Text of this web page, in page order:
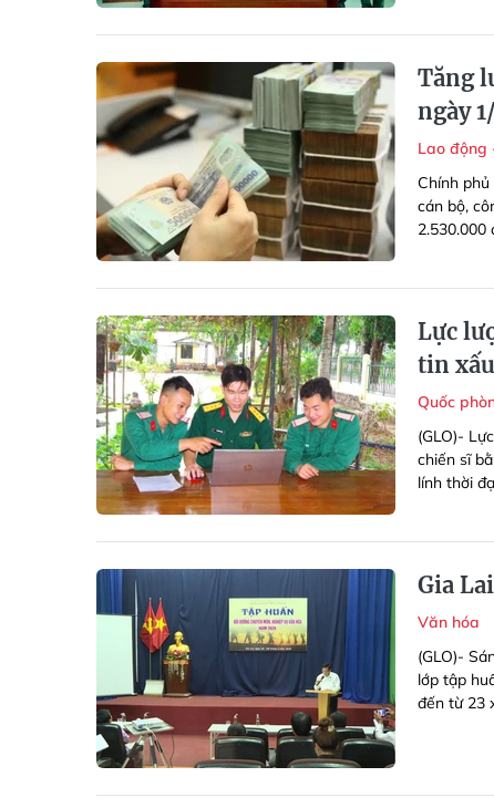
Tăng
ngày
Lao động
Chính
cán bộ,
2.530.000
Lực
tin
Quốc
(GLO)-
chiến sĩ
lính thời
Gia
Văn hóa
(GLO)-
lớp tập
đến từ 23